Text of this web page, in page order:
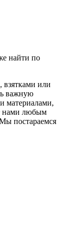
найти по
взятками или
важную
материалами,
нами любым
постараемся